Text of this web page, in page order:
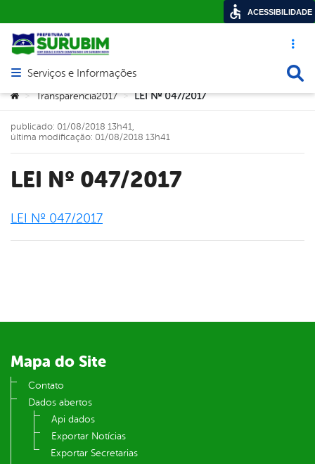
Acesso
Abrir menu principal de navegação
Serviços e Informações
Você está aqui:
> Transparencia2017 > LEI Nº 047/2017
LEI Nº 047/2017
publicado: 01/08/2018 13h41,
última modificação: 01/08/2018 13h41
LEI Nº 047/2017
Mapa do Site
Contato
Dados abertos
Api dados
Exportar Notícias
Exportar Secretarias
ACESSIBILIDADE